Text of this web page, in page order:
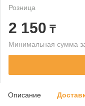
Розница
2 150 ₸
Минимальная сумма
Описание